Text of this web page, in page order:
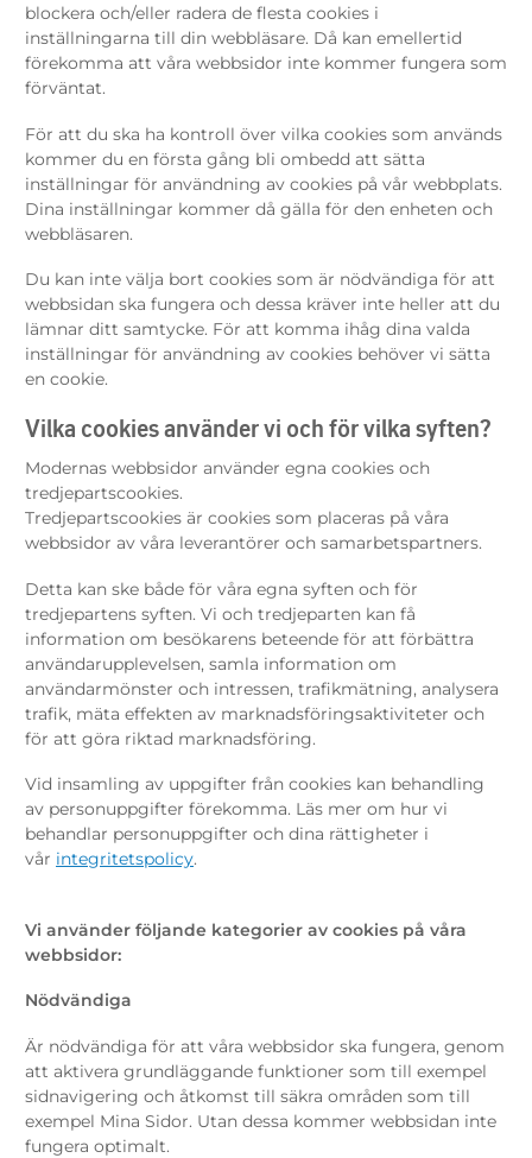
blockera och/eller radera de flesta cookies i
inställningarna till din webbläsare. Då kan emellertid
förekomma att våra webbsidor inte kommer fungera som
förväntat.
För att du ska ha kontroll över vilka cookies som används
kommer du en första gång bli ombedd att sätta
inställningar för användning av cookies på vår webbplats.
Dina inställningar kommer då gälla för den enheten och
webbläsaren.
Du kan inte välja bort cookies som är nödvändiga för att
webbsidan ska fungera och dessa kräver inte heller att du
lämnar ditt samtycke. För att komma ihåg dina valda
inställningar för användning av cookies behöver vi sätta
en cookie.
Vilka cookies använder vi och för vilka syften?
Modernas webbsidor använder egna cookies och
tredjepartscookies.
Tredjepartscookies är cookies som placeras på våra
webbsidor av våra leverantörer och samarbetspartners.
Detta kan ske både för våra egna syften och för
tredjepartens syften. Vi och tredjeparten kan få
information om besökarens beteende för att förbättra
användarupplevelsen, samla information om
användarmönster och intressen, trafikmätning, analysera
trafik, mäta effekten av marknadsföringsaktiviteter och
för att göra riktad marknadsföring.
Vid insamling av uppgifter från cookies kan behandling
av personuppgifter förekomma. Läs mer om hur vi
behandlar personuppgifter och dina rättigheter i
vår integritetspolicy.
Vi använder följande kategorier av cookies på våra
webbsidor:
Nödvändiga
Är nödvändiga för att våra webbsidor ska fungera, genom
att aktivera grundläggande funktioner som till exempel
sidnavigering och åtkomst till säkra områden som till
exempel Mina Sidor. Utan dessa kommer webbsidan inte
fungera optimalt.